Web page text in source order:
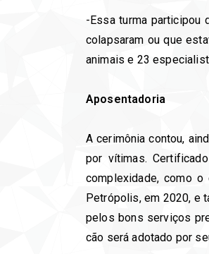
-Essa turma participou
colapsaram ou que
animais e 23
Aposentadoria
A cerimônia contou,
por vítimas.
complexidade, como
Petrópolis, em 2020, e
pelos bons serviços
cão será adotado por